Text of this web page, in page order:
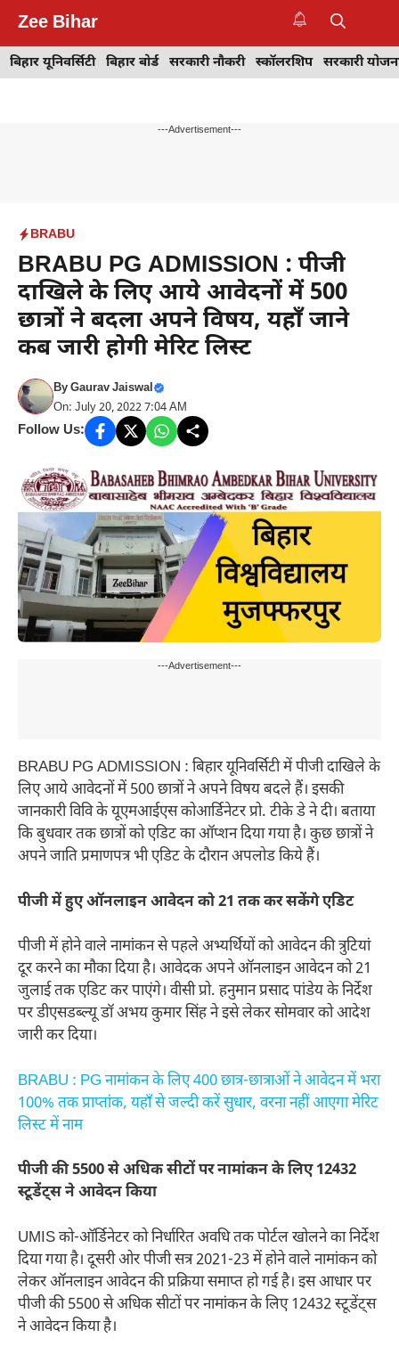
content
Zee Bihar
बिहार यूनिवर्सिटी बिहार बोर्ड सरकारी नौकरी स्कॉलरशिप सरकारी
---Advertisement---
BRABU
BRABU PG ADMISSION : पीजी
दाखिले के लिए आये आवेदनों में 500
छात्रों ने बदला अपने विषय, यहाँ जाने
कब जारी होगी मेरिट लिस्ट
ByGaurav Jaiswal
On: July 20, 2022 7:04 AM
Follow Us:
---Advertisement---
BRABU PG ADMISSION : बिहार यूनिवर्सिटी में पीजी दाखिले के
लिए आये आवेदनों में 500 छात्रों ने अपने विषय बदले हैं। इसकी
जानकारी विवि के यूएमआईएस कोआर्डिनेटर प्रो. टीके डे ने दी। बताया
कि बुधवार तक छात्रों को एडिट का ऑप्शन दिया गया है। कुछ छात्रों ने
अपने जाति प्रमाणपत्र भी एडिट के दौरान अपलोड किये हैं।
पीजी में हुए ऑनलाइन आवेदन को 21 तक कर सकेंगे एडिट
पीजी में होने वाले नामांकन से पहले अभ्यर्थियों को आवेदन की त्रुटियां
दूर करने का मौका दिया है। आवेदक अपने ऑनलाइन आवेदन को 21
जुलाई तक एडिट कर पाएंगे। वीसी प्रो. हनुमान प्रसाद पांडेय के निर्देश
पर डीएसडब्ल्यू डॉ अभय कुमार सिंह ने इसे लेकर सोमवार को आदेश
जारी कर दिया।
BRABU : PG नामांकन के लिए 400 छात्र-छात्राओं ने आवेदन में भरा
100% तक प्राप्तांक, यहाँ से जल्दी करें सुधार, वरना नहीं आएगा मेरिट
लिस्ट में नाम
पीजी की 5500 से अधिक सीटों पर नामांकन के लिए 12432
स्टूडेंट्स ने आवेदन किया
UMIS को-ऑर्डिनेटर को निर्धारित अवधि तक पोर्टल खोलने का निर्देश
दिया गया है। दूसरी ओर पीजी सत्र 2021-23 में होने वाले नामांकन को
लेकर ऑनलाइन आवेदन की प्रक्रिया समाप्त हो गई है। इस आधार पर
पीजी की 5500 से अधिक सीटों पर नामांकन के लिए 12432 स्टूडेंट्स
ने आवेदन किया है।